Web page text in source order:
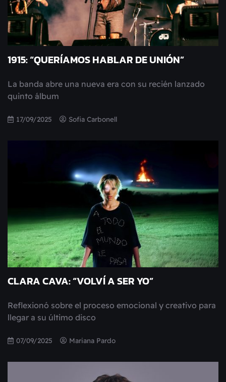
1915: “QUERÍAMOS HABLAR DE UNIÓN”
La banda abre una nueva era con su recién lanzado
quinto álbum
17/09/2025 Sofia Carbonell
CLARA CAVA: “VOLVÍ A SER YO”
Reflexionó sobre el proceso emocional y creativo para
llegar a su último disco
07/09/2025 Mariana Pardo